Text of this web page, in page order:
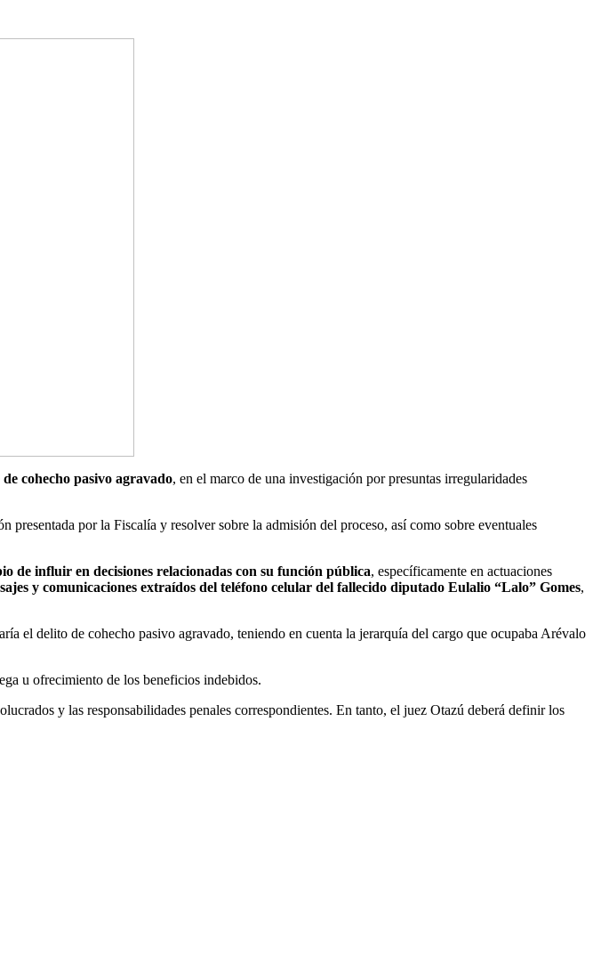
cohecho pasivo agravado, en el marco de una investigación por presuntas irregularidades
presentada por la Fiscalía y resolver sobre la admisión del proceso, así como sobre eventuales
de influir en decisiones relacionadas con su función pública, específicamente en actuaciones
y comunicaciones extraídos del teléfono celular del fallecido diputado Eulalio “Lalo” Gomes,
el delito de cohecho pasivo agravado, teniendo en cuenta la jerarquía del cargo que ocupaba Arévalo
u ofrecimiento de los beneficios indebidos.
y las responsabilidades penales correspondientes. En tanto, el juez Otazú deberá definir los